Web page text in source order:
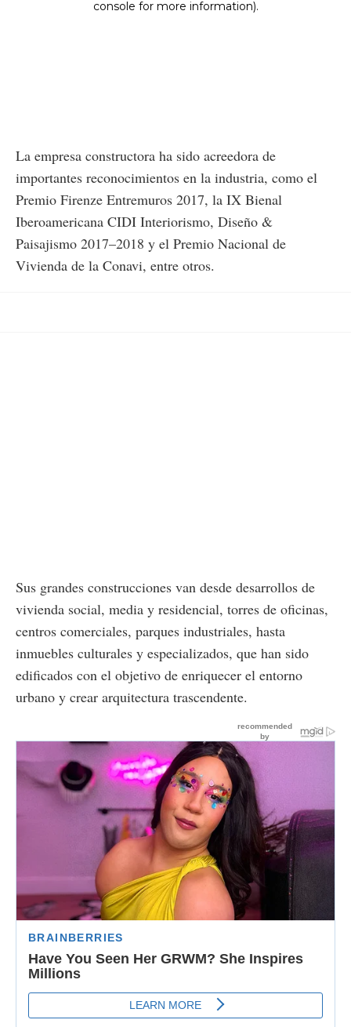
La empresa constructora ha sido acreedora de
importantes reconocimientos en la industria, como el
Premio Firenze Entremuros 2017, la IX Bienal
Iberoamericana CIDI Interiorismo, Diseño &
Paisajismo 2017–2018 y el Premio Nacional de
Vivienda de la Conavi, entre otros.
Sus grandes construcciones van desde desarrollos de
vivienda social, media y residencial, torres de oficinas,
centros comerciales, parques industriales, hasta
inmuebles culturales y especializados, que han sido
edificados con el objetivo de enriquecer el entorno
urbano y crear arquitectura trascendente.